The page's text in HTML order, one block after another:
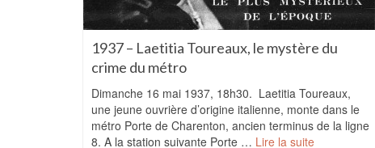
1937 – Laetitia Toureaux, le mystère du
crime du métro
Dimanche 16 mai 1937, 18h30. Laetitia Toureaux,
une jeune ouvrière d’origine italienne, monte dans le
métro Porte de Charenton, ancien terminus de la ligne
8. A la station suivante Porte … Lire la suite